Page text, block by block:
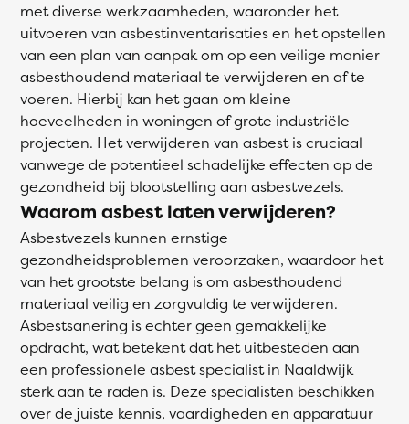
met diverse werkzaamheden, waaronder het
uitvoeren van asbestinventarisaties en het opstellen
van een plan van aanpak om op een veilige manier
asbesthoudend materiaal te verwijderen en af te
voeren. Hierbij kan het gaan om kleine
hoeveelheden in woningen of grote industriële
projecten. Het verwijderen van asbest is cruciaal
vanwege de potentieel schadelijke effecten op de
gezondheid bij blootstelling aan asbestvezels.
Waarom asbest laten verwijderen?
Asbestvezels kunnen ernstige
gezondheidsproblemen veroorzaken, waardoor het
van het grootste belang is om asbesthoudend
materiaal veilig en zorgvuldig te verwijderen.
Asbestsanering is echter geen gemakkelijke
opdracht, wat betekent dat het uitbesteden aan
een professionele asbest specialist in Naaldwijk
sterk aan te raden is. Deze specialisten beschikken
over de juiste kennis, vaardigheden en apparatuur